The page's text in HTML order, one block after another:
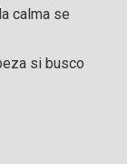
calma se
si busco